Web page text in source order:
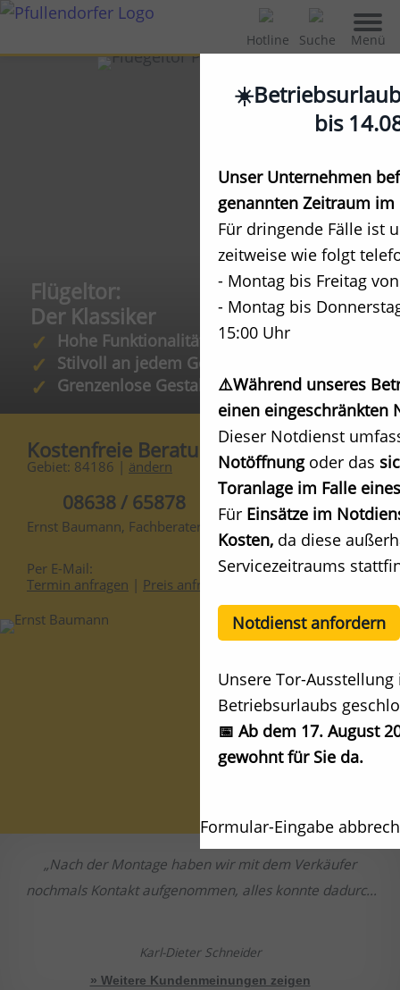
Hotline Suche Menü
Flügeltor:
Der Klassiker
Hohe Funktionalität
Stilvoll an jedem Gebäude
Grenzenlose Gestaltungsmöglichkeiten
Kostenfreie Beratung
Gebiet: 84186 | ändern
08638 / 65878
Ernst Baumann, Fachberater
Per E-Mail:
Termin anfragen | Preis anfragen
Nach der Montage haben wir mit dem Verkäufer
nochmals Kontakt aufgenommen, alles konnte dadurch
Karl-Dieter Schneider
» Weitere Kundenmeinungen zeigen
bis
Unser Unternehmen
genannten Zeitraum
Für dringende Fälle ist
zeitweise wie folgt
- Montag bis Freitag
- Montag bis
15:00 Uhr
⚠️Während unseres
einen eingeschränkten
Dieser Notdienst
Notöffnung oder das
Toranlage im Falle
Für Einsätze im
Kosten, da diese
Servicezeitraums
Notdienst anfordern
Unsere Tor-
Betriebsurlaubs
📅 Ab dem 17. August
gewohnt für Sie da.
Formular-Eingabe